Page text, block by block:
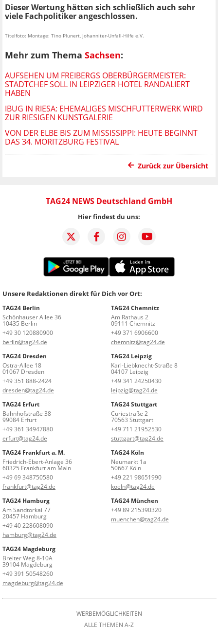
Dieser Wertung hätten sich schließlich auch sehr
viele Fachpolitiker angeschlossen.
Titelfoto: Montage: Tino Plunert, Johanniter-Unfall-Hilfe e.V.
Mehr zum Thema Sachsen:
AUFSEHEN UM FREIBERGS OBERBÜRGERMEISTER:
STADTCHEF SOLL IN LEIPZIGER HOTEL RANDALIERT
HABEN
IBUG IN RIESA: EHEMALIGES MISCHFUTTERWERK WIRD
ZUR RIESIGEN KUNSTGALERIE
VON DER ELBE BIS ZUM MISSISSIPPI: HEUTE BEGINNT
DAS 34. MORITZBURG FESTIVAL
Zurück zur Übersicht
TAG24 NEWS Deutschland GmbH
Hier findest du uns:
Unsere Redaktionen direkt für Dich vor Ort:
TAG24 Berlin
Schönhauser Allee 36
10435 Berlin
+49 30 120880900
berlin@tag24.de
TAG24 Chemnitz
Am Rathaus 2
09111 Chemnitz
+49 371 6906600
chemnitz@tag24.de
TAG24 Dresden
Ostra-Allee 18
01067 Dresden
+49 351 888-2424
dresden@tag24.de
TAG24 Leipzig
Karl-Liebknecht-Straße 8
04107 Leipzig
+49 341 24250430
leipzig@tag24.de
TAG24 Erfurt
Bahnhofstraße 38
99084 Erfurt
+49 361 34947880
erfurt@tag24.de
TAG24 Stuttgart
Curiestraße 2
70563 Stuttgart
+49 711 21952530
stuttgart@tag24.de
TAG24 Frankfurt a. M.
Friedrich-Ebert-Anlage 36
60325 Frankfurt am Main
+49 69 348750580
frankfurt@tag24.de
TAG24 Köln
Neumarkt 1a
50667 Köln
+49 221 98651990
koeln@tag24.de
TAG24 Hamburg
Am Sandtorkai 77
20457 Hamburg
+49 40 228608090
hamburg@tag24.de
TAG24 München
+49 89 215390320
muenchen@tag24.de
TAG24 Magdeburg
Breiter Weg 8-10A
39104 Magdeburg
+49 391 50548260
magdeburg@tag24.de
WERBEMÖGLICHKEITEN
ALLE THEMEN A-Z